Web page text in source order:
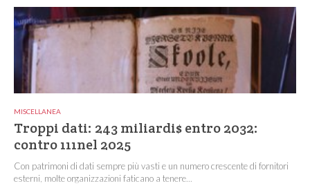
MISCELLANEA
Troppi dati: 243 miliardi$ entro 2032:
contro 111nel 2025
Con patrimoni di dati sempre più vasti e un numero crescente di fornitori
esterni, molte organizzazioni faticano a tenere...